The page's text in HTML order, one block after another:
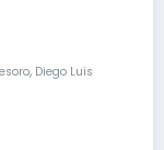
, Diego Luis